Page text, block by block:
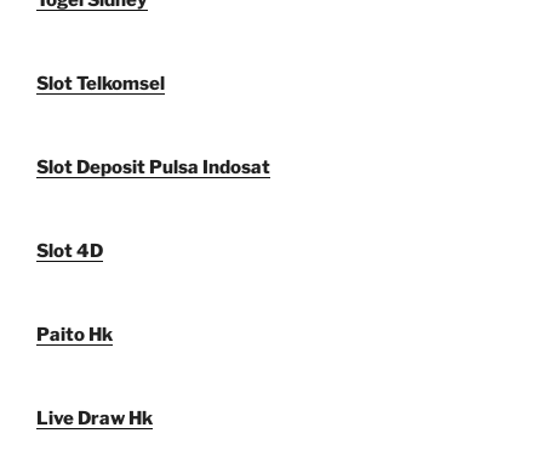
Slot Telkomsel
Slot Deposit Pulsa Indosat
Slot 4D
Paito Hk
Live Draw Hk